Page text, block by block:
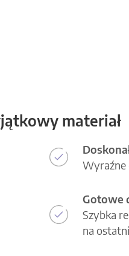
materiał
Wyraźne
Gotowe
Szybka
na